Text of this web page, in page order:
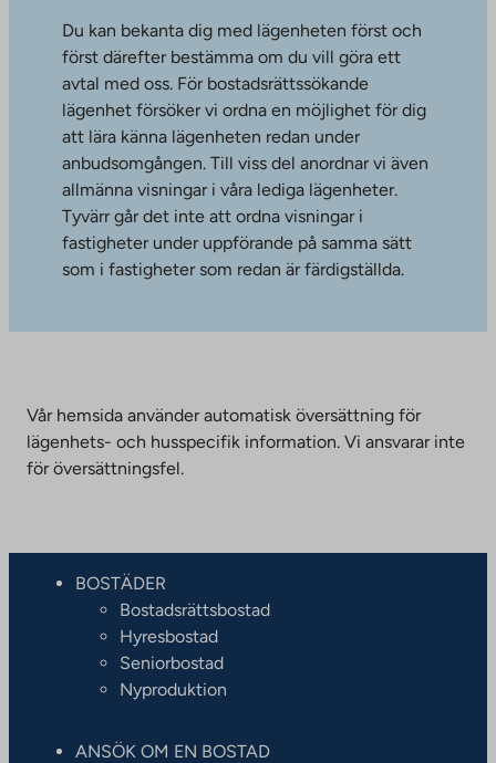
Du kan bekanta dig med lägenheten först och
först därefter bestämma om du vill göra ett
avtal med oss. För bostadsrättssökande
lägenhet försöker vi ordna en möjlighet för dig
att lära känna lägenheten redan under
anbudsomgången. Till viss del anordnar vi även
allmänna visningar i våra lediga lägenheter.
Tyvärr går det inte att ordna visningar i
fastigheter under uppförande på samma sätt
som i fastigheter som redan är färdigställda.
Vår hemsida använder automatisk översättning för
lägenhets- och husspecifik information. Vi ansvarar inte
för översättningsfel.
BOSTÄDER
Bostadsrättsbostad
Hyresbostad
Seniorbostad
Nyproduktion
ANSÖK OM EN BOSTAD